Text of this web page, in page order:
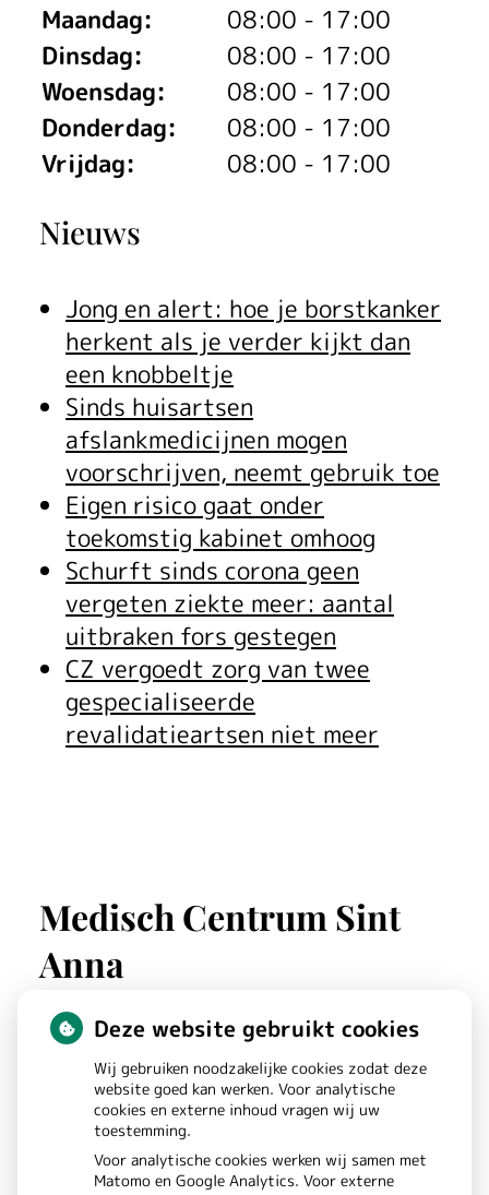
Maandag:
08:00 - 17:00
Dinsdag:
08:00 - 17:00
Woensdag:
08:00 - 17:00
Donderdag:
08:00 - 17:00
Vrijdag:
08:00 - 17:00
Nieuws
Jong en alert: hoe je borstkanker
herkent als je verder kijkt dan
een knobbeltje
Sinds huisartsen
afslankmedicijnen mogen
voorschrijven, neemt gebruik toe
Eigen risico gaat onder
toekomstig kabinet omhoog
Schurft sinds corona geen
vergeten ziekte meer: aantal
uitbraken fors gestegen
CZ vergoedt zorg van twee
gespecialiseerde
revalidatieartsen niet meer
Medisch Centrum Sint
Anna
St. Annastraat180
6525GWNIJMEGEN
Bezoek
Deze website gebruikt cookies
Wij gebruiken noodzakelijke cookies zodat deze
website goed kan werken. Voor analytische
cookies en externe inhoud vragen wij uw
toestemming.
Voor analytische cookies werken wij samen met
Matomo en Google Analytics. Voor externe